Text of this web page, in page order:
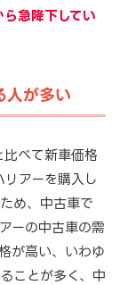
急降下してい
人が多い
べて新車価格
アーを購入し
め、中古車で
ーの中古車の需
が高い、いわゆ
ことが多く、中